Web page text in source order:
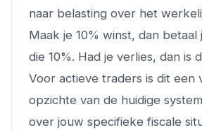
naar belasting over het
Maak je 10% winst, dan
die 10%. Had je verlies, dan is
Voor actieve traders is dit een
opzichte van de huidige
over jouw specifieke fiscale